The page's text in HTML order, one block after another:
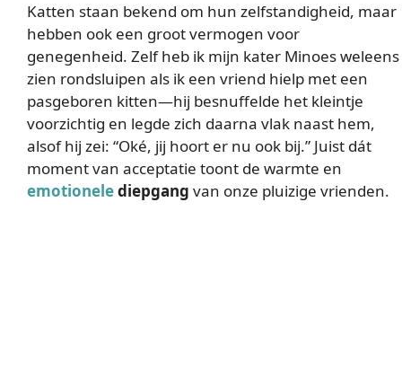
Katten staan bekend om hun zelfstandigheid, maar
hebben ook een groot vermogen voor
genegenheid. Zelf heb ik mijn kater Minoes weleens
zien rondsluipen als ik een vriend hielp met een
pasgeboren kitten—hij besnuffelde het kleintje
voorzichtig en legde zich daarna vlak naast hem,
alsof hij zei: “Oké, jij hoort er nu ook bij.” Juist dát
moment van acceptatie toont de warmte en
emotionelediepgang van onze pluizige vrienden.